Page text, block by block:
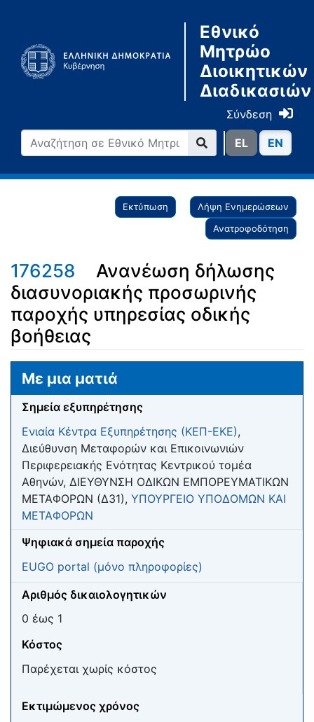
Εθνικό
Μητρώο
Διοικητικών
Διαδικασιών
Σύνδεση
ΕL ΕN
Εκτύπωση
Λήψη Ενημερώσεων
Ανατροφοδότηση
176258
Ανανέωση δήλωσης
διασυνοριακής προσωρινής
παροχής υπηρεσίας οδικής
βοήθειας
Μετάβαση σε: πλοήγηση
Με μια ματιά
Σημεία εξυπηρέτησης
Ενιαία Κέντρα Εξυπηρέτησης (ΚΕΠ-ΕΚΕ),
Διεύθυνση Μεταφορών και Επικοινωνιών
Περιφερειακής Ενότητας Κεντρικού τομέα
Αθηνών, ΔΙΕΥΘΥΝΣΗ ΟΔΙΚΩΝ ΕΜΠΟΡΕΥΜΑΤΙΚΩΝ
ΜΕΤΑΦΟΡΩΝ (Δ31), ΥΠΟΥΡΓΕΙΟ ΥΠΟΔΟΜΩΝ ΚΑΙ
ΜΕΤΑΦΟΡΩΝ
Ψηφιακά σημεία παροχής
EUGO portal (μόνο πληροφορίες)
Αριθμός δικαιολογητικών
0 έως 1
Κόστος
Παρέχεται χωρίς κόστος
Εκτιμώμενος χρόνος